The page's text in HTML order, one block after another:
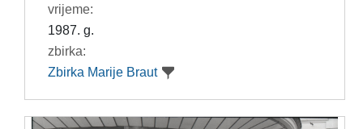
vrijeme:
1987. g.
zbirka:
Zbirka Marije Braut